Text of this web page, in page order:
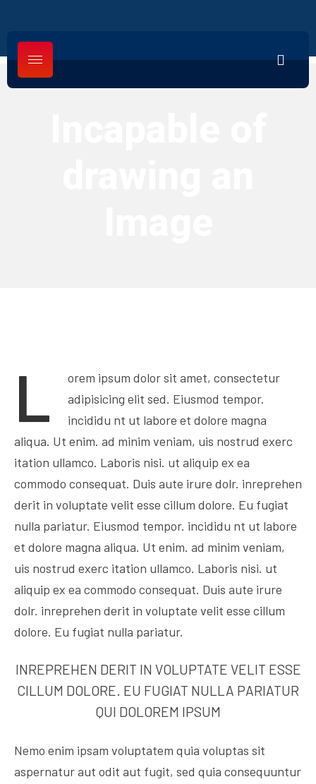
L
orem ipsum dolor sit amet, consectetur
adipisicing elit sed. Eiusmod tempor.
incididu nt ut labore et dolore magna
aliqua. Ut enim. ad minim veniam, uis nostrud exerc
itation ullamco. Laboris nisi. ut aliquip ex ea
commodo consequat. Duis aute irure dolr. inreprehen
derit in voluptate velit esse cillum dolore. Eu fugiat
nulla pariatur. Eiusmod tempor. incididu nt ut labore
et dolore magna aliqua. Ut enim. ad minim veniam,
uis nostrud exerc itation ullamco. Laboris nisi. ut
aliquip ex ea commodo consequat. Duis aute irure
dolr. inreprehen derit in voluptate velit esse cillum
dolore. Eu fugiat nulla pariatur.
INREPREHEN DERIT IN VOLUPTATE VELIT ESSE
CILLUM DOLORE. EU FUGIAT NULLA PARIATUR
QUI DOLOREM IPSUM
Nemo enim ipsam voluptatem quia voluptas sit
aspernatur aut odit aut fugit, sed quia consequuntur